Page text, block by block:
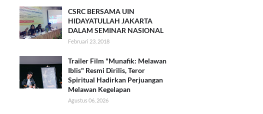
CSRC BERSAMA UIN
HIDAYATULLAH JAKARTA
DALAM SEMINAR NASIONAL
Februari 23, 2018
Trailer Film "Munafik: Melawan
Iblis" Resmi Dirilis, Teror
Spiritual Hadirkan Perjuangan
Melawan Kegelapan
Agustus 06, 2026